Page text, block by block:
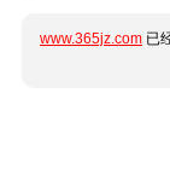
www.365jz.com 已